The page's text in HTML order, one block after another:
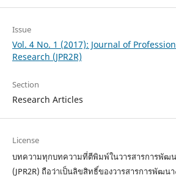
Issue
Vol. 4 No. 1 (2017): Journal of
Research (JPR2R)
Section
Research Articles
License
บทความทุกบทความที่ตีพิมพ์ในวารสารการพัฒน
(JPR2R) ถือว่าเป็นลิขสิทธิ์ของวารสารการพัฒน